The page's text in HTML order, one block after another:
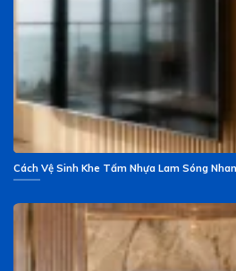
Cách Vệ Sinh Khe Tấm Nhựa Lam Sóng